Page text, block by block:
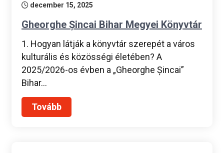
december 15, 2025
Gheorghe Șincai Bihar Megyei Könyvtár
1. Hogyan látják a könyvtár szerepét a város
kulturális és közösségi életében? A
2025/2026-os évben a „Gheorghe Șincai”
Bihar…
Tovább